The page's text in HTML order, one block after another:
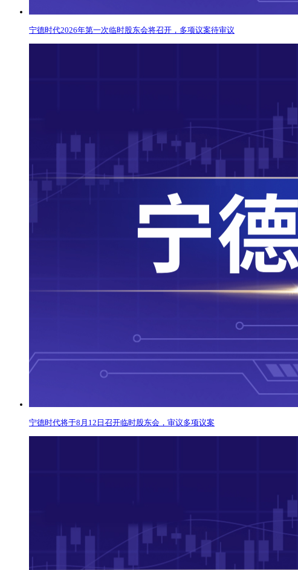
宁德时代2026年第一次临时股东会将召开，多项议案待审议
宁德时代将于8月12日召开临时股东会，审议多项议案